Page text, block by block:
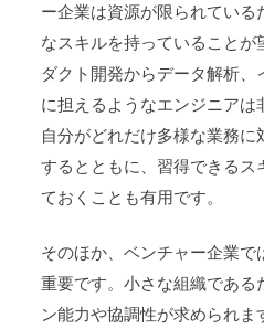
ー企業は資源が限られている
なスキルを持っていることが
ダクト開発からデータ解析
に担えるようなエンジニアは
自分がどれだけ多様な業務
するとともに、習得できるス
ておくことも有用です。
そのほか、ベンチャー企業で
重要です。小さな組織である
ン能力や協調性が求められ